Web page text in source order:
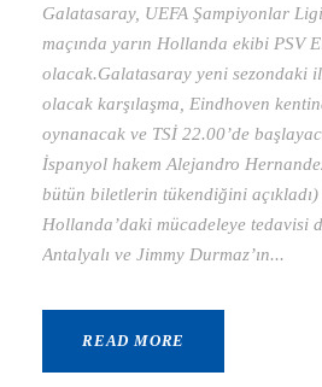
Galatasaray, UEFA Şampiyonlar
maçında yarın Hollanda ekibi PSV
olacak.Galatasaray yeni sezondaki
olacak karşılaşma, Eindhoven
oynanacak ve TSİ 22.00’de
İspanyol hakem Alejandro
bütün biletlerin tükendiğini açıkladı)
Hollanda’daki mücadeleye tedavisi
Antalyalı ve Jimmy Durmaz’ın...
READ MORE